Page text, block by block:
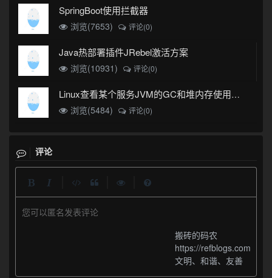
SpringBoot使用拦截器
浏览(7653) 评论(0)
Java热部署插件JRebel激活方案
浏览(10931) 评论(0)
Linux查看某个服务JVM的GC和堆内存使用情况
浏览(5484)
评论(0)
评论
您可以匿名发表评论
搬砖的码农
https://refblogs.com
文明、和谐、友善